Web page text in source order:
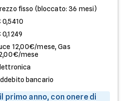
fisso (bloccato: 36 mesi)
0,5410
0,1249
12,00€/mese, Gas
mese
bancario
primo anno, con onere di